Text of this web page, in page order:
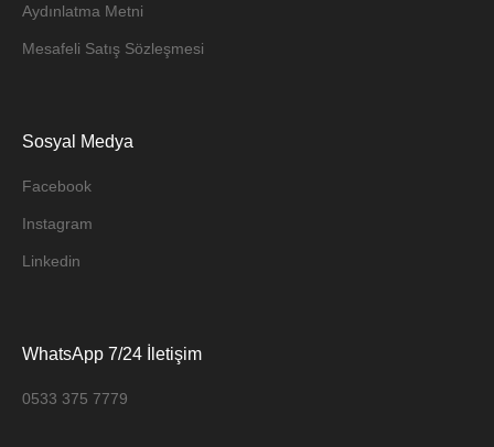
Aydınlatma Metni
Mesafeli Satış Sözleşmesi
Sosyal Medya
Facebook
Instagram
Linkedin
WhatsApp 7/24 İletişim
0533 375 7779